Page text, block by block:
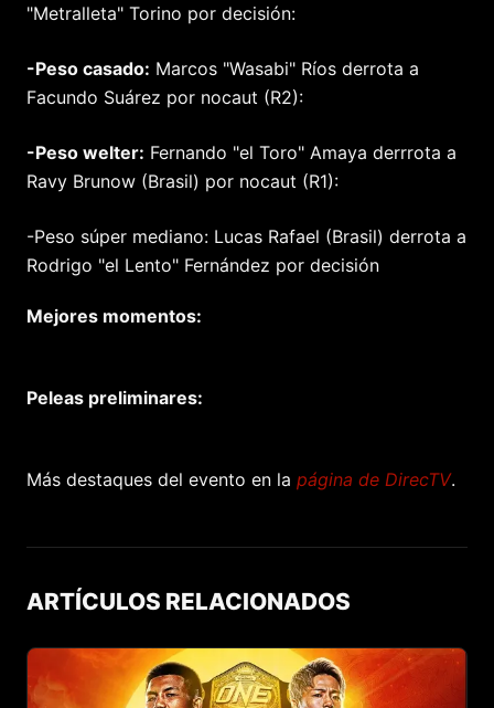
"Metralleta" Torino por decisión:
-Peso casado: Marcos "Wasabi" Ríos derrota a
Facundo Suárez por nocaut (R2):
-Peso welter: Fernando "el Toro" Amaya derrrota a
Ravy Brunow (Brasil) por nocaut (R1):
-Peso súper mediano: Lucas Rafael (Brasil) derrota a
Rodrigo "el Lento" Fernández por decisión
Mejores momentos:
Peleas preliminares:
Más destaques del evento en la página de DirecTV.
ARTÍCULOS RELACIONADOS